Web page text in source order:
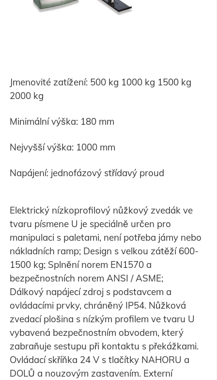
Jmenovité zatížení: 500 kg 1000 kg 1500 kg
2000 kg
Minimální výška: 180 mm
Nejvyšší výška: 1000 mm
Napájení: jednofázový střídavý proud
Elektrický nízkoprofilový nůžkový zvedák ve
tvaru písmene U je speciálně určen pro
manipulaci s paletami, není potřeba jámy nebo
nákladních ramp; Design s velkou zátěží 600-
1500 kg; Splnění norem EN1570 a
bezpečnostních norem ANSI / ASME;
Dálkový napájecí zdroj s podstavcem a
ovládacími prvky, chráněný IP54. Nůžková
zvedací plošina s nízkým profilem ve tvaru U
vybavená bezpečnostním obvodem, který
zabraňuje sestupu při kontaktu s překážkami.
Ovládací skříňka 24 V s tlačítky NAHORU a
DOLŮ a nouzovým zastavením. Externí